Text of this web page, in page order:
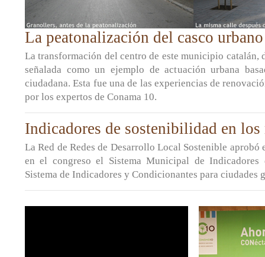
La peatonalización del casco
La transformación del centro de este municipio catalán,
señalada como un ejemplo de actuación urbana
ciudadana. Esta fue una de las experiencias de
por los expertos de Conama 10.
Indicadores de sostenibilidad en
La Red de Redes de Desarrollo Local Sostenible aprobó
en el congreso el Sistema Municipal de
Sistema de Indicadores y Condicionantes para ciudades